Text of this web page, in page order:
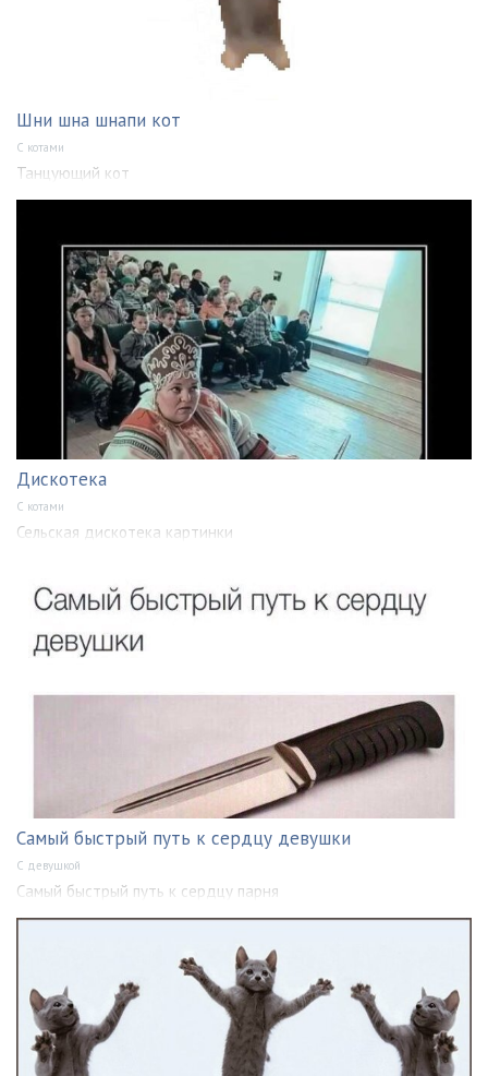
Шни шна шнапи кот
С котами
Танцующий кот
Дискотека
С котами
Сельская дискотека картинки
Самый быстрый путь к сердцу девушки
С девушкой
Самый быстрый путь к сердцу парня